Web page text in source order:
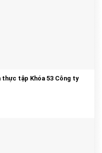
tập Khóa 53 Công ty